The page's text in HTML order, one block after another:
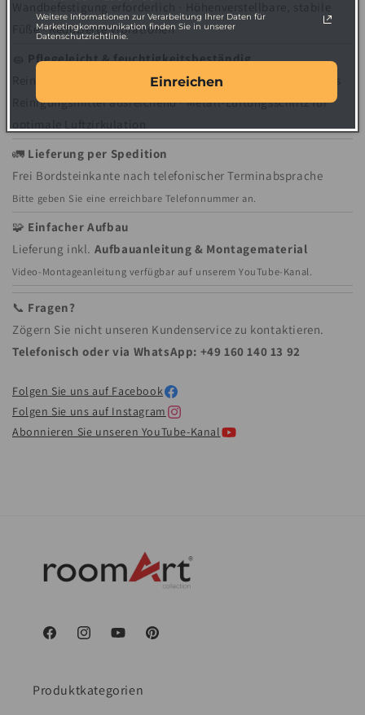
Füße · Reduzierte Vibrationen
Pflegeleicht & feuchtigkeitsbeständig
Reinigung mit trockenem oder leicht feuchtem Tuch · Mildes
Reinigungsmittel ausreichend · Metall-Lüftungsschlitz für
🚛 Lieferung per Spedition
Frei Bordsteinkante nach telefonischer Terminabsprache
Bitte geben Sie eine erreichbare Telefonnummer an.
🧩 Einfacher Aufbau
Lieferung inkl. Aufbauanleitung & Montagematerial
Video-Montageanleitung verfügbar auf unserem YouTube-Kanal.
📞 Fragen?
Zögern Sie nicht unseren Kundenservice zu kontaktieren.
Telefonisch oder via WhatsApp: +49 160 140 13 92
Folgen Sie uns auf Facebook
Folgen Sie uns auf Instagram
Abonnieren Sie unseren YouTube-Kanal
FacebookInstagramYouTubePinterest
Produktkategorien
Weitere Informationen zur Verarbeitung Ihrer Daten für
Marketingkommunikation finden Sie in unserer
Datenschutzrichtlinie.
Einreichen